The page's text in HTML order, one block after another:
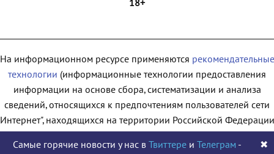
18+
На информационном ресурсе применяются рекомендательные
технологии (информационные технологии предоставления
информации на основе сбора, систематизации и анализа
сведений, относящихся к предпочтениям пользователей сети
находящихся на территории Российской
Самые горячие новости у нас в Твиттереи Телеграм - ✖